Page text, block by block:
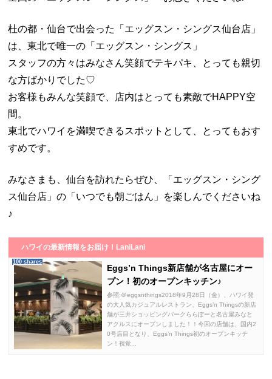
杜の都・仙台で出会った「エッグスン・シングス仙台店」
は、東北で唯一の「エッグスン・シングス」
スタッフの方々はみなさん笑顔でテキパキ、とっても親切
な方ばかりでした♡
お客様もみんな笑顔で、店内はとっても素敵でHAPPY空
間。
東北でハワイを満喫できるスポットとして、とってもおす
すめです。
みなさまも、仙台を訪れたらぜひ、「エッグスン・シング
ス仙台店」の「いつでも朝ごはん」を楽しんでくださいね
♪
ハワイの最新情報をお届け！LaniLani
100 shares
Eggs’n Things新店舗が名古屋にオー
プン！初のオープンキッチン♪
参照:＠eggsnthings2018年9月28日（金）、ハワイ発
の大人気カジュアルレストラン、Eggs’n Thingsの新店
舗が三井ショッピングパークららぽーと名古屋みなと
アクルスにオープンしました！！今回の店舗は、国内2
0号店目となり、Eggs’n Things初のオープンキッチ
ン！視覚...